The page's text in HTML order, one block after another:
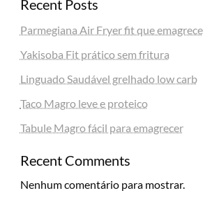
Recent Posts
Parmegiana Air Fryer fit que emagrece
Yakisoba Fit prático sem fritura
Linguado Saudável grelhado low carb
Taco Magro leve e proteico
Tabule Magro fácil para emagrecer
Recent Comments
Nenhum comentário para mostrar.